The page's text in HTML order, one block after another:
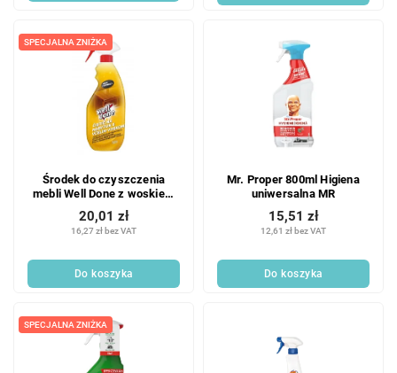
SPECJALNA ZNIŻKA
Środek do czyszczenia
mebli Well Done z woskiem
pszczelim 750ml
16,27 zł bez VAT
20,01 zł
Do koszyka
Mr. Proper 800ml Higiena
uniwersalna MR
12,61 zł bez VAT
15,51 zł
Do koszyka
SPECJALNA ZNIŻKA